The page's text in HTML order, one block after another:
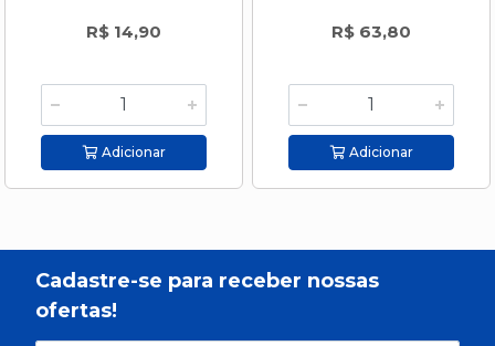
R$ 14,90
Adicionar
R$ 63,80
Adicionar
Cadastre-se para receber nossas
ofertas!